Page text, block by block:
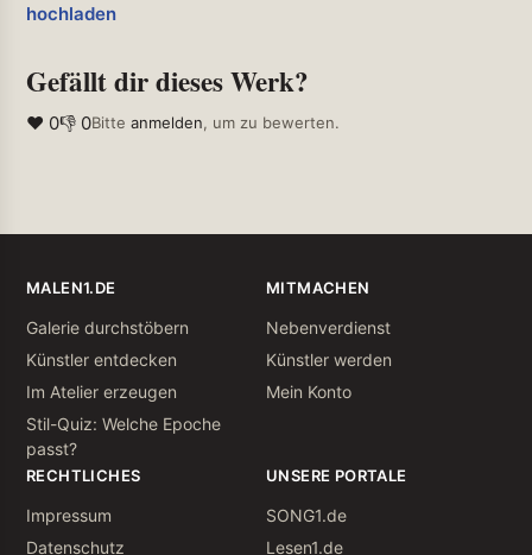
hochladen
Gefällt dir dieses Werk?
❤ 0👎 0Bitte anmelden, um zu bewerten.
MALEN1.DE
Galerie durchstöbern
Künstler entdecken
Im Atelier erzeugen
Stil-Quiz: Welche Epoche
passt?
MITMACHEN
Nebenverdienst
Künstler werden
Mein Konto
RECHTLICHES
Impressum
Datenschutz
UNSERE PORTALE
SONG1.de
Lesen1.de